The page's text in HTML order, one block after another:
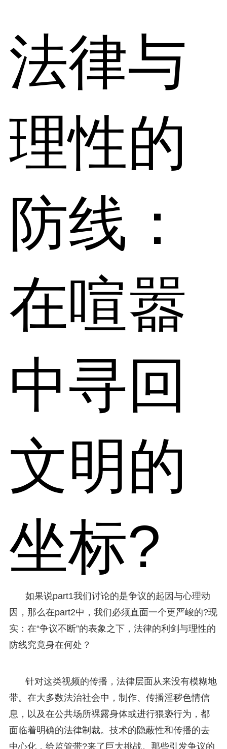
法律与
理性的
防线：
在喧嚣
中寻回
文明的
坐标?
如果说part1我们讨论的是争议的起因与心理动
因，那么在part2中，我们必须直面一个更严峻的?现
实：在“争议不断”的表象之下，法律的利剑与理性的
防线究竟身在何处？
针对这类视频的传播，法律层面从来没有模糊地
带。在大多数法治社会中，制作、传播淫秽色情信
息，以及在公共场所裸露身体或进行猥亵行为，都
面临着明确的法律制裁。技术的隐蔽性和传播的去
中心化，给监管带?来了巨大挑战。那些引发争议的